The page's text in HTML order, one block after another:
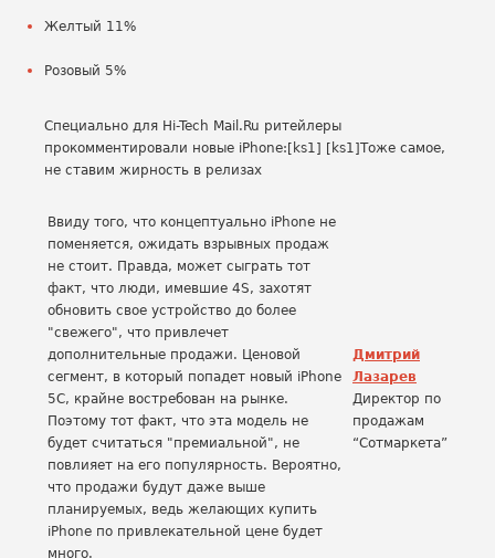
Желтый 11%
Розовый 5%
Специально для Hi-Tech Mail.Ru ритейлеры
прокомментировали новые iPhone:[ks1] [ks1]Тоже самое,
не ставим жирность в релизах
Ввиду того, что концептуально iPhone не
поменяется, ожидать взрывных продаж
не стоит. Правда, может сыграть тот
факт, что люди, имевшие 4S, захотят
обновить свое устройство до более
"свежего", что привлечет
дополнительные продажи. Ценовой
сегмент, в который попадет новый iPhone
5C, крайне востребован на рынке.
Поэтому тот факт, что эта модель не
будет считаться "премиальной", не
повлияет на его популярность. Вероятно,
что продажи будут даже выше
планируемых, ведь желающих купить
iPhone по привлекательной цене будет
много.
Дмитрий
Лазарев
Директор по
продажам
“Сотмаркета”